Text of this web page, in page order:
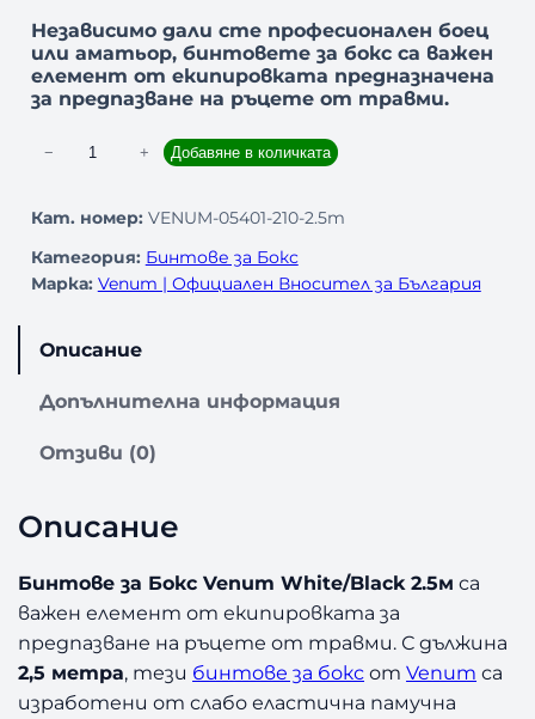
Независимо дали сте професионален боец
или аматьор, бинтовете за бокс са важен
елемент от екипировката предназначена
за предпазване на ръцете от травми.
л
ч
е
т
н
о
з
а
Б
− + Добавяне в количката
Кат. номер: VENUM-05401-210-2.5m
Категория: Бинтове за Бокс
Марка: Venum | Официален Вносител за България
Описание
Допълнителна информация
Отзиви (0)
Описание
Бинтове за Бокс Venum White/Black 2.5м са
важен елемент от екипировката за
предпазване на ръцете от травми. С дължина
2,5 метра, тези бинтове за бокс отVenum са
изработени от слабо еластична памучна